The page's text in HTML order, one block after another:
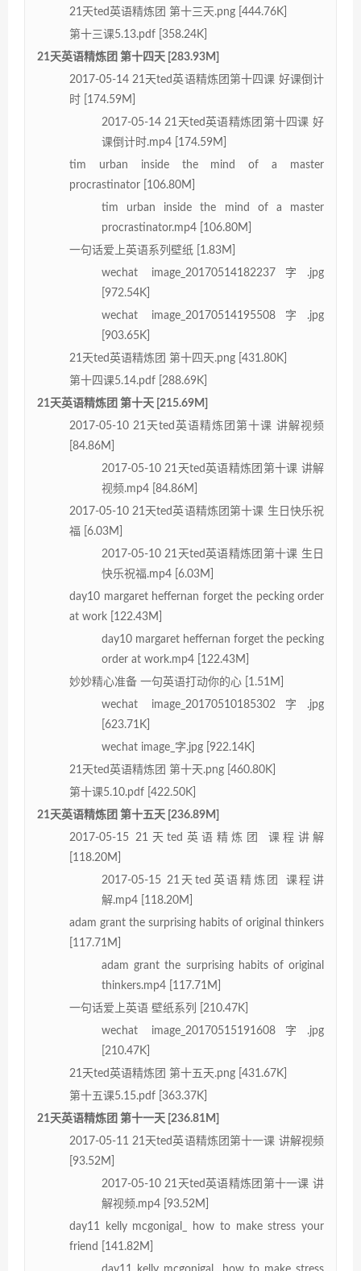
21天ted英语精炼团 第十三天.png [444.76K]
第十三课5.13.pdf [358.24K]
21天英语精炼团 第十四天 [283.93M]
2017-05-14 21天ted英语精炼团第十四课 好课倒计
时 [174.59M]
2017-05-14 21天ted英语精炼团第十四课 好
课倒计时.mp4 [174.59M]
tim urban inside the mind of a master
procrastinator [106.80M]
tim urban inside the mind of a master
procrastinator.mp4 [106.80M]
一句话爱上英语系列壁纸 [1.83M]
wechat image_20170514182237字.jpg
[972.54K]
wechat image_20170514195508字.jpg
[903.65K]
21天ted英语精炼团 第十四天.png [431.80K]
第十四课5.14.pdf [288.69K]
21天英语精炼团 第十天 [215.69M]
2017-05-10 21天ted英语精炼团第十课 讲解视频
[84.86M]
2017-05-10 21天ted英语精炼团第十课 讲解
视频.mp4 [84.86M]
2017-05-10 21天ted英语精炼团第十课 生日快乐祝
福 [6.03M]
2017-05-10 21天ted英语精炼团第十课 生日
快乐祝福.mp4 [6.03M]
day10 margaret heffernan forget the pecking order
at work [122.43M]
day10 margaret heffernan forget the pecking
order at work.mp4 [122.43M]
妙妙精心准备 一句英语打动你的心 [1.51M]
wechat image_20170510185302字.jpg
[623.71K]
wechat image_字.jpg [922.14K]
21天ted英语精炼团 第十天.png [460.80K]
第十课5.10.pdf [422.50K]
21天英语精炼团 第十五天 [236.89M]
2017-05-15 21天ted英语精炼团 课程讲解
[118.20M]
2017-05-15 21天ted英语精炼团 课程讲
解.mp4 [118.20M]
adam grant the surprising habits of original thinkers
[117.71M]
adam grant the surprising habits of original
thinkers.mp4 [117.71M]
一句话爱上英语 壁纸系列 [210.47K]
wechat image_20170515191608字.jpg
[210.47K]
21天ted英语精炼团 第十五天.png [431.67K]
第十五课5.15.pdf [363.37K]
21天英语精炼团 第十一天 [236.81M]
2017-05-11 21天ted英语精炼团第十一课 讲解视频
[93.52M]
2017-05-10 21天ted英语精炼团第十一课 讲
解视频.mp4 [93.52M]
day11 kelly mcgonigal_ how to make stress your
friend [141.82M]